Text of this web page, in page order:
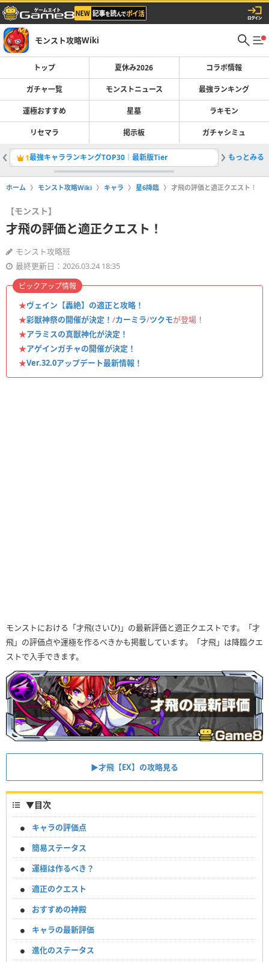
モンスト攻略Wiki
トップ 夏休み2026 コラボ情報
ガチャ一覧 モンストニュース 最強ランキング
運極おすすめ 星墓 ラキモン
リセマラ 掲示板 ガチャシミュ
1最強キャラランキングTOP30｜最新版Tier 2ヴェイ
もっとみる
ホーム モンスト攻略Wiki キャラ 星6降臨 才飛の評価と適正クエスト！
【モンスト】
才飛の評価と適正クエスト！
モンスト攻略班
最終更新日：2026.03.24 18:35
★ヴェイン【轟絶】の適正と攻略！
★彩獣神祭の開催が決定！ /カーミラ/ツクモが登場！
★アラミスの真獣神化が決定！
★アゲインガチャの開催が決定！
★Ver.32.0アップデート最新情報！
ピックアップ情報
モンストにおける「才飛(さいひ)」の最新評価と適正クエストです。「才
飛」の評価点や運極を作るべきかも掲載しています。「才飛」は降臨クエ
ストで入手できます。
▶才飛【EX】の攻略見る
▼目次
キャラの評価点
簡易ステータス
運極は作るべき？
適正のクエスト
おすすめの神殿
キャラの最新評価
進化のステータス